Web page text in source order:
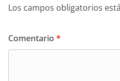
Los campos obligatorios
Comentario *